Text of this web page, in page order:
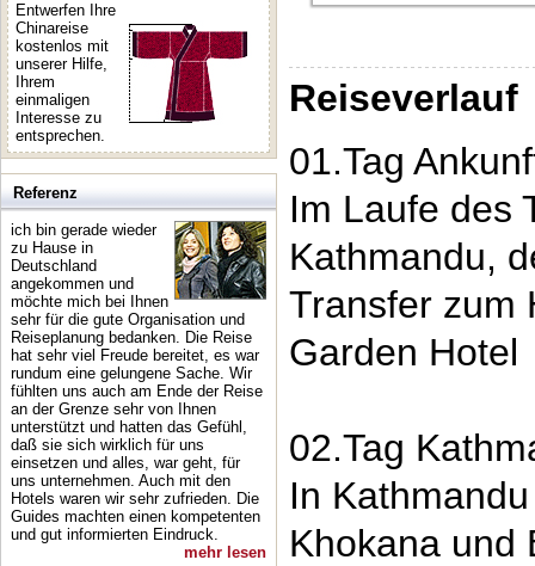
Entwerfen Ihre
Chinareise
kostenlos mit
unserer Hilfe,
Ihrem
einmaligen
Interesse zu
entsprechen.
Referenz
ich bin gerade wieder
zu Hause in
Deutschland
angekommen und
möchte mich bei Ihnen
sehr für die gute Organisation und
Reiseplanung bedanken. Die Reise
hat sehr viel Freude bereitet, es war
rundum eine gelungene Sache. Wir
fühlten uns auch am Ende der Reise
an der Grenze sehr von Ihnen
unterstützt und hatten das Gefühl,
daß sie sich wirklich für uns
einsetzen und alles, war geht, für
uns unternehmen. Auch mit den
Hotels waren wir sehr zufrieden. Die
Guides machten einen kompetenten
und gut informierten Eindruck.
mehr lesen
Reiseverlauf
01.Tag
Im Laufe des
Kathmandu,
Transfer zum
Garden Hotel
02.Tag
In
Khokana und